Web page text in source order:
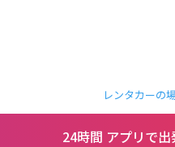
レンタカーの
24時間 アプリで